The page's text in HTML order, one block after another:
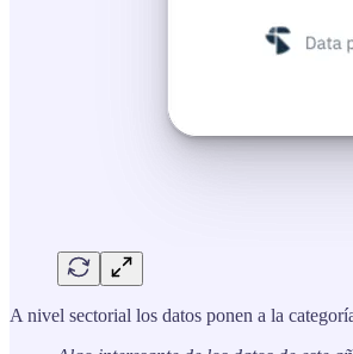
A nivel sectorial los datos ponen a la